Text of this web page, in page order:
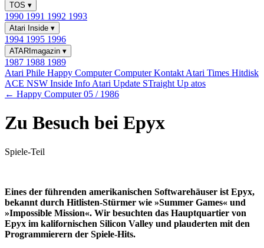
TOS ▾
1990 1991 1992 1993
Atari Inside ▾
1994 1995 1996
ATARImagazin ▾
1987 1988 1989
Atari Phile Happy ComputerComputer Kontakt Atari Times Hitdisk
ACE NSW Inside Info Atari Update STraight Up atos
← Happy Computer 05 / 1986
Zu Besuch bei Epyx
Spiele-Teil
Eines der führenden amerikanischen Softwarehäuser ist Epyx,
bekannt durch Hitlisten-Stürmer wie »Summer Games« und
»Impossible Mission«. Wir besuchten das Hauptquartier von
Epyx im kalifornischen Silicon Valley und plauderten mit den
Programmierern der Spiele-Hits.